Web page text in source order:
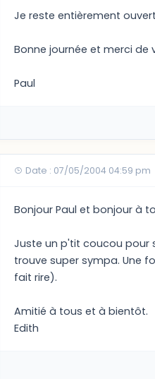
Je reste entièrement
Bonne journée et merci de
Paul
Date : 07/05/2004 04:59 pm
Bonjour Paul et bonjour à
Juste un p'tit coucou pour
trouve super sympa. Une
fait rire).
Amitié à tous et à bientôt.
Edith